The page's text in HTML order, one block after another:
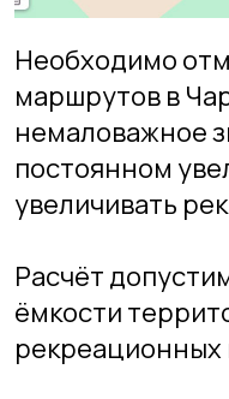
Необходимо
маршрутов в
немаловажное
постоянном
увеличивать
Расчёт
ёмкости
рекреационных